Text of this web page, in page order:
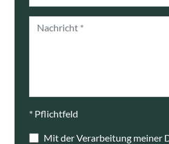
Nachricht
* Pflichtfeld
Mit der Verarbeitung meiner